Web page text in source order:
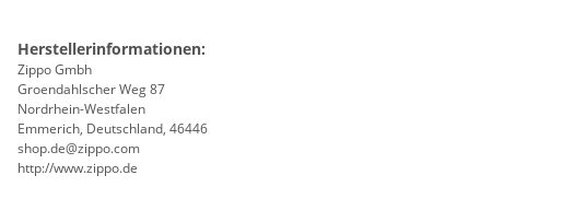
Herstellerinformationen:
Zippo Gmbh
Groendahlscher Weg 87
Nordrhein-Westfalen
Emmerich, Deutschland, 46446
shop.de@zippo.com
http://www.zippo.de